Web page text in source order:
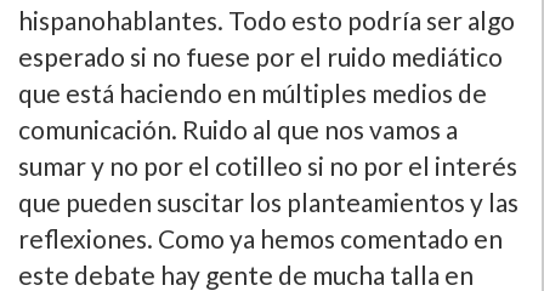
hispanohablantes. Todo esto podría ser algo
esperado si no fuese por el ruido mediático
que está haciendo en múltiples medios de
comunicación. Ruido al que nos vamos a
sumar y no por el cotilleo si no por el interés
que pueden suscitar los planteamientos y las
reflexiones. Como ya hemos comentado en
este debate hay gente de mucha talla en